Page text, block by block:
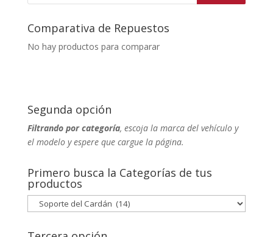
Comparativa de Repuestos
No hay productos para comparar
Segunda opción
Filtrando por categoría, escoja la marca del vehículo y
el modelo y espere que cargue la página.
Primero busca la Categorías de tus
productos